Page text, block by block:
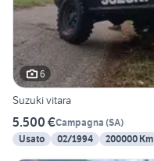
6
Suzuki vitara
5.500 €Campagna (SA)
Usato
02/1994 200000 Km